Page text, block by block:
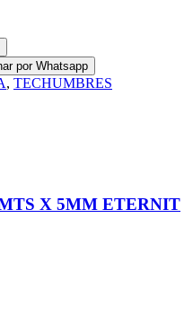
por Whatsapp
, TECHUMBRES
X 5MM ETERNIT